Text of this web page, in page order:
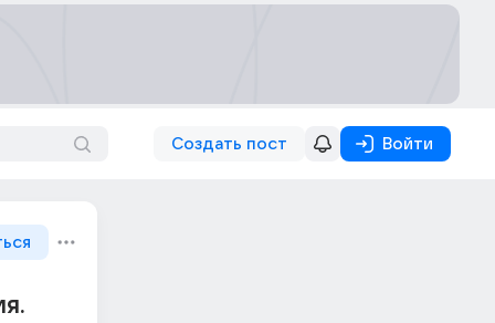
Создать пост Войти